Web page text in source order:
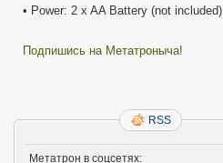
• Power: 2 x AA Battery (not included)
Подпишись на Метатроныча!
RSS
Метатрон в соцсетях: